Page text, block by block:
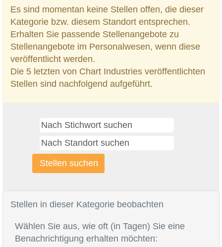
Es sind momentan keine Stellen offen, die dieser
Kategorie bzw. diesem Standort entsprechen.
Erhalten Sie passende Stellenangebote zu
Stellenangebote im Personalwesen, wenn diese
veröffentlicht werden.
Die 5 letzten von Chart Industries veröffentlichten
Stellen sind nachfolgend aufgeführt.
Stellen in dieser Kategorie beobachten
Wählen Sie aus, wie oft (in Tagen) Sie eine
Benachrichtigung erhalten möchten: